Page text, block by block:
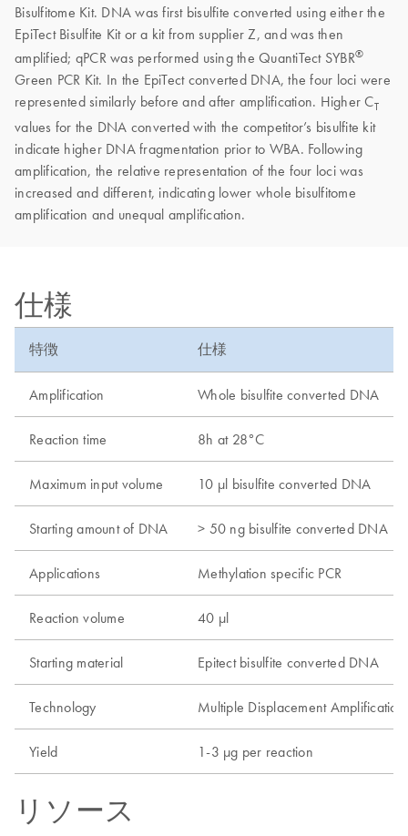
Bisulfitome Kit. DNA was first bisulfite converted using either the
EpiTect Bisulfite Kit or a kit from supplier Z, and was then
amplified; qPCR was performed using the QuantiTect SYBR®
Green PCR Kit. In the EpiTect converted DNA, the four loci were
represented similarly before and after amplification. Higher CT
values for the DNA converted with the competitor’s bisulfite kit
indicate higher DNA fragmentation prior to WBA. Following
amplification, the relative representation of the four loci was
increased and different, indicating lower whole bisulfitome
amplification and unequal amplification.
仕様
特徴 仕様
Amplification Whole bisulfite converted DNA
Reaction time 8h at 28°C
Maximum input volume 10 µl bisulfite converted DNA
Starting amount of DNA > 50 ng bisulfite converted DNA
Applications Methylation specific PCR
Reaction volume 40 µl
Starting material Epitect bisulfite converted DNA
Technology Multiple Displacement
Yield 1-3 µg per reaction
リソース